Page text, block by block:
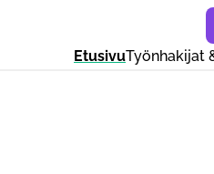
EtusivuTyönhakijat